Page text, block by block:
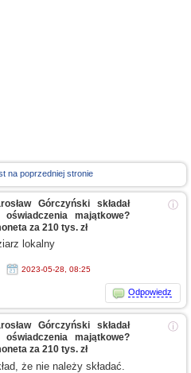
na poprzedniej stronie
ⓘ
Górczyński składał
oświadczenia majątkowe?
za 210 tys. zł
lokalny
2023-05-28, 08:25
Odpowiedz
ⓘ
Górczyński składał
oświadczenia majątkowe?
za 210 tys. zł
że nie należy składać.